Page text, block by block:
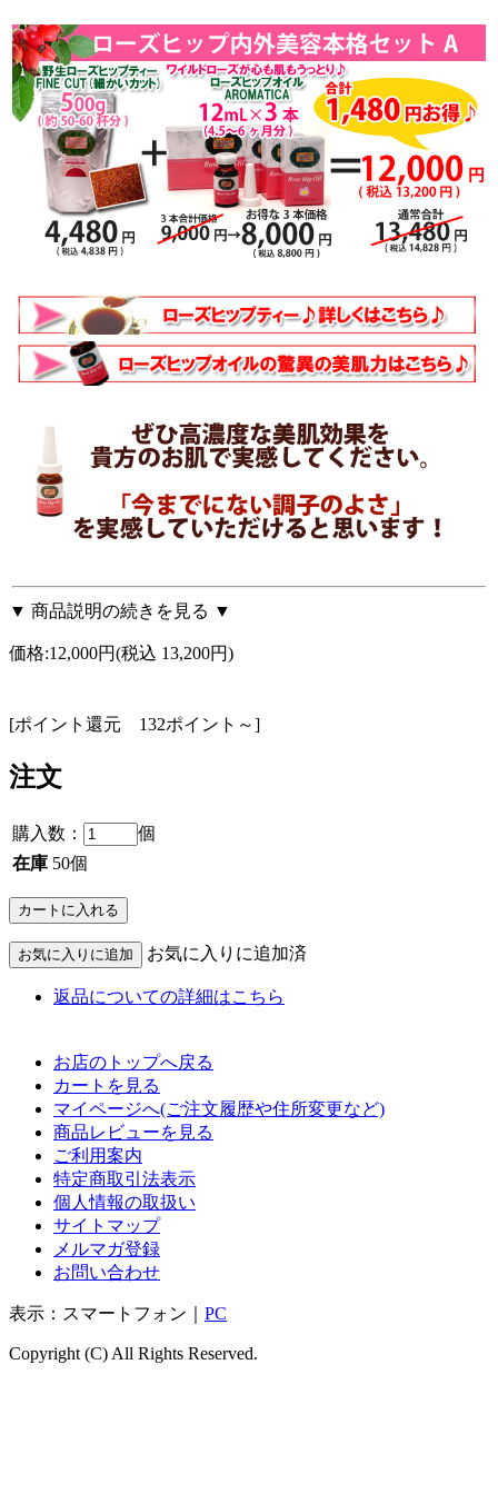
▼ 商品説明の続きを見る ▼
価格:12,000円(税込 13,200円)
[ポイント還元 132ポイント～]
注文
購入数：
個
在庫 50個
お気に入りに追加済
返品についての詳細はこちら
お店のトップへ戻る
カートを見る
マイページへ(ご注文履歴や住所変更など)
商品レビューを見る
ご利用案内
特定商取引法表示
個人情報の取扱い
サイトマップ
メルマガ登録
お問い合わせ
表示：スマートフォン｜ PC
Copyright (C) All Rights Reserved.